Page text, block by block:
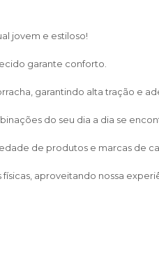
jovem e estiloso!
garante conforto.
garantindo alta tração e
do seu dia a dia se
de produtos e marcas de
aproveitando nossa